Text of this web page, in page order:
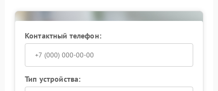
Контактный телефон:
Тип устройства: